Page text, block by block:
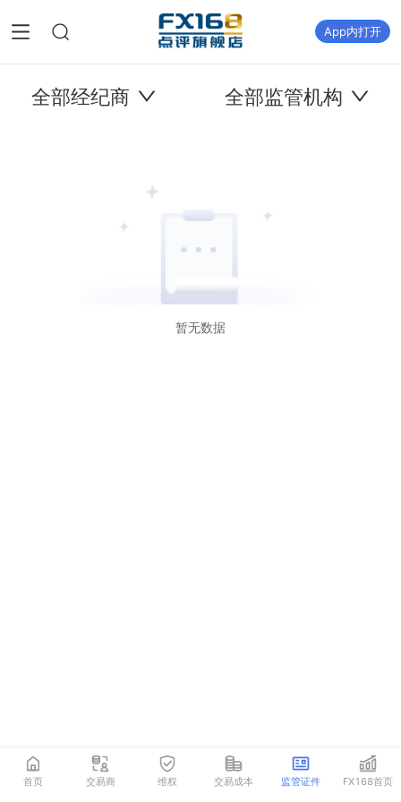
App内打开
全部经纪商 全部监管机构
暂无数据
首页 交易商 维权 交易成本 监管证件 FX168首页